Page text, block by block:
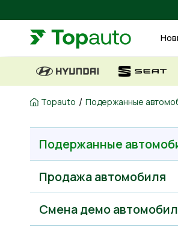
Topauto / Подержанные
Подержанные
Продажа автомобиля
Смена демо